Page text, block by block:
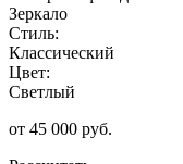
Зеркало
Стиль:
Классический
Цвет:
Светлый
от 45 000 руб.